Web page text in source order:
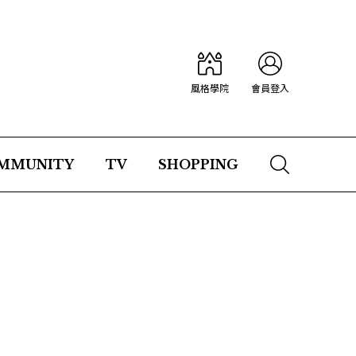
風格學院 會員登入
TV SHOPPING